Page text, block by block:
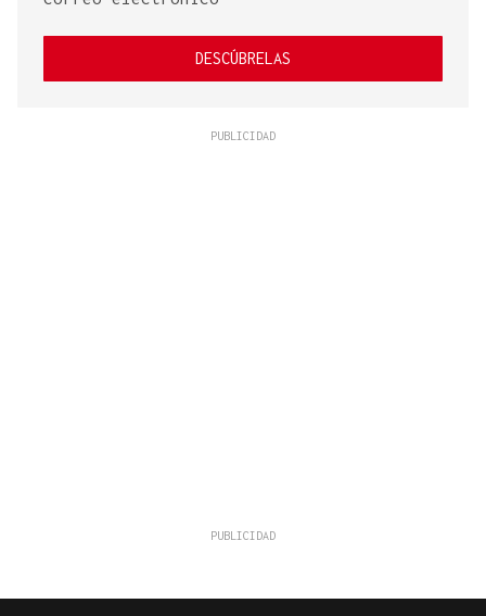
DESCÚBRELAS